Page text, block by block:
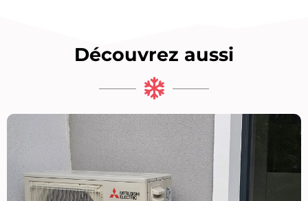
Découvrez aussi